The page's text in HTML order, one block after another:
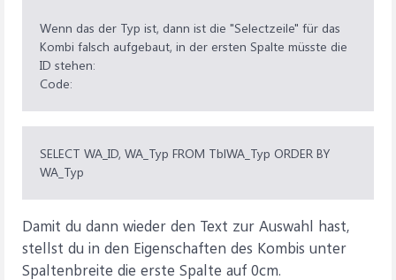
Wenn das der Typ ist, dann ist die "Selectzeile" für das
Kombi falsch aufgebaut, in der ersten Spalte müsste die
ID stehen:
Code:
SELECT WA_ID, WA_Typ FROM TblWA_Typ ORDER BY
WA_Typ
Damit du dann wieder den Text zur Auswahl hast,
stellst du in den Eigenschaften des Kombis unter
Spaltenbreite die erste Spalte auf 0cm.